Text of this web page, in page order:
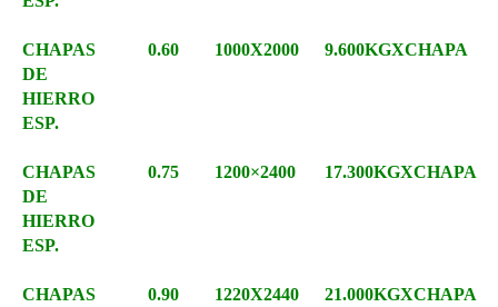
CHAPAS
DE
HIERRO
ESP.
0.60 1000X2000 9.600KGXCHAPA
CHAPAS
DE
HIERRO
ESP.
0.75 1200×2400 17.300KGXCHAPA
CHAPAS
0.90 1220X2440 21.000KGXCHAPA